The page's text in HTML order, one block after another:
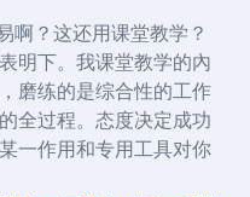
啊？这还用课堂教学？
明下。我课堂教学的內
磨练的是综合性的工作
全过程。态度决定成功
一作用和专用工具对你